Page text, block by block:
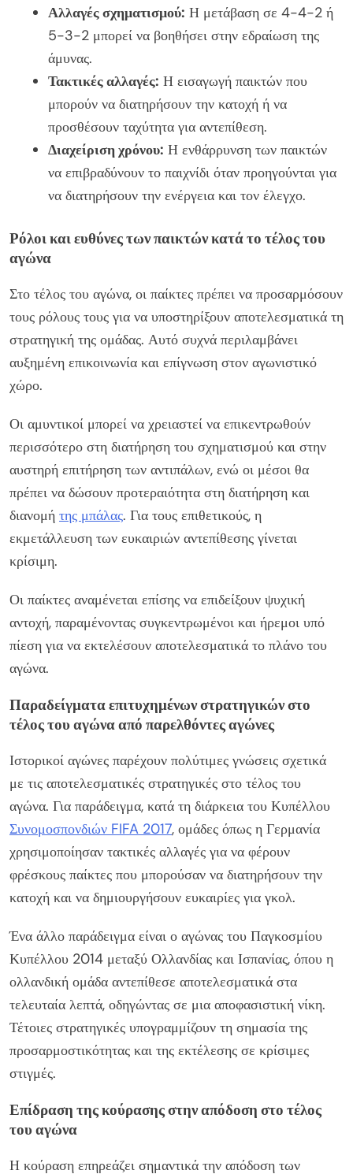
Αλλαγές σχηματισμού: Η μετάβαση σε 4-4-2 ή
5-3-2 μπορεί να βοηθήσει στην εδραίωση της
άμυνας.
Τακτικές αλλαγές: Η εισαγωγή παικτών που
μπορούν να διατηρήσουν την κατοχή ή να
προσθέσουν ταχύτητα για αντεπίθεση.
Διαχείριση χρόνου: Η ενθάρρυνση των παικτών
να επιβραδύνουν το παιχνίδι όταν προηγούνται για
να διατηρήσουν την ενέργεια και τον έλεγχο.
Ρόλοι και ευθύνες των παικτών κατά το τέλος του
αγώνα
Στο τέλος του αγώνα, οι παίκτες πρέπει να προσαρμόσουν
τους ρόλους τους για να υποστηρίξουν αποτελεσματικά τη
στρατηγική της ομάδας. Αυτό συχνά περιλαμβάνει
αυξημένη επικοινωνία και επίγνωση στον αγωνιστικό
χώρο.
Οι αμυντικοί μπορεί να χρειαστεί να επικεντρωθούν
περισσότερο στη διατήρηση του σχηματισμού και στην
αυστηρή επιτήρηση των αντιπάλων, ενώ οι μέσοι θα
πρέπει να δώσουν προτεραιότητα στη διατήρηση και
διανομή της μπάλας. Για τους επιθετικούς, η
εκμετάλλευση των ευκαιριών αντεπίθεσης γίνεται
κρίσιμη.
Οι παίκτες αναμένεται επίσης να επιδείξουν ψυχική
αντοχή, παραμένοντας συγκεντρωμένοι και ήρεμοι υπό
πίεση για να εκτελέσουν αποτελεσματικά το πλάνο του
αγώνα.
Παραδείγματα επιτυχημένων στρατηγικών στο
τέλος του αγώνα από παρελθόντες αγώνες
Ιστορικοί αγώνες παρέχουν πολύτιμες γνώσεις σχετικά
με τις αποτελεσματικές στρατηγικές στο τέλος του
αγώνα. Για παράδειγμα, κατά τη διάρκεια του Κυπέλλου
Συνομοσπονδιών FIFA 2017, ομάδες όπως η Γερμανία
χρησιμοποίησαν τακτικές αλλαγές για να φέρουν
φρέσκους παίκτες που μπορούσαν να διατηρήσουν την
κατοχή και να δημιουργήσουν ευκαιρίες για γκολ.
Ένα άλλο παράδειγμα είναι ο αγώνας του Παγκοσμίου
Κυπέλλου 2014 μεταξύ Ολλανδίας και Ισπανίας, όπου η
ολλανδική ομάδα αντεπίθεσε αποτελεσματικά στα
τελευταία λεπτά, οδηγώντας σε μια αποφασιστική νίκη.
Τέτοιες στρατηγικές υπογραμμίζουν τη σημασία της
προσαρμοστικότητας και της εκτέλεσης σε κρίσιμες
στιγμές.
Επίδραση της κούρασης στην απόδοση στο τέλος
του αγώνα
Η κούραση επηρεάζει σημαντικά την απόδοση των